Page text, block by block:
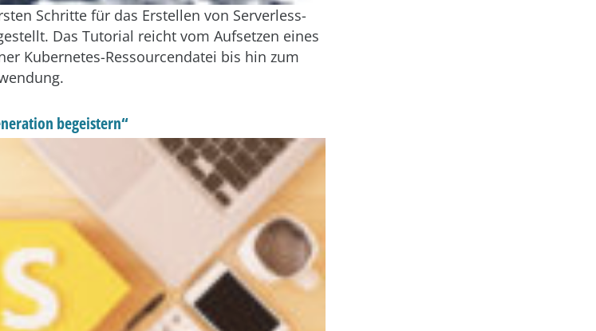
Schritte für das Erstellen von Serverless-
Das Tutorial reicht vom Aufsetzen eines
Kubernetes-Ressourcendatei bis hin zum
begeistern“